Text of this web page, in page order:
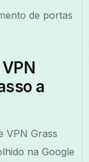
de portas
a
VPN Grass
na Google